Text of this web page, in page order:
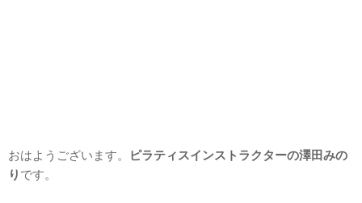
おはようございます。
ピラティスインストラクターの澤田みの
り です。